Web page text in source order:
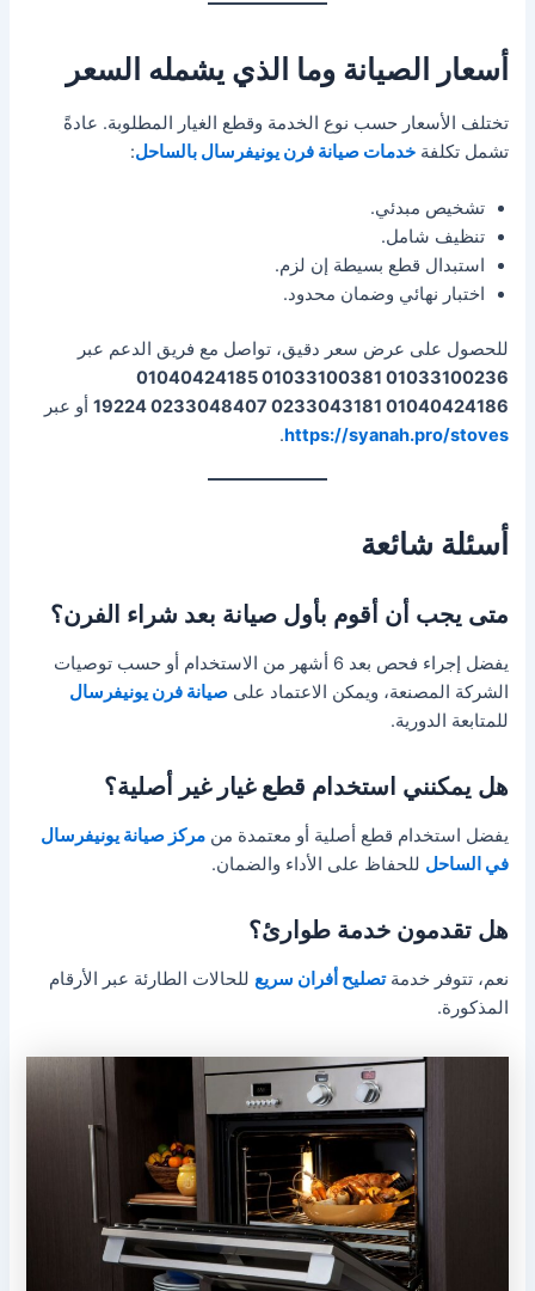
أسعار الصيانة وما الذي يشمله السعر
تختلف الأسعار حسب نوع الخدمة وقطع الغيار المطلوبة. عادةً
تشمل تكلفةخدمات صيانة فرن يونيفرسال بالساحل:
تشخيص مبدئي.
تنظيف شامل.
استبدال قطع بسيطة إن لزم.
اختبار نهائي وضمان محدود.
للحصول على عرض سعر دقيق، تواصل مع فريق الدعم عبر
01033100236 01033100381 01040424185
01040424186 0233043181 0233048407 19224
أو عبر
https://syanah.pro/stoves
.
أسئلة شائعة
متى يجب أن أقوم بأول صيانة بعد شراء الفرن؟
يفضل إجراء فحص بعد 6 أشهر من الاستخدام أو حسب توصيات
الشركة المصنعة، ويمكن الاعتماد علىصيانة فرن يونيفرسال
للمتابعة الدورية.
هل يمكنني استخدام قطع غيار غير أصلية؟
يفضل استخدام قطع أصلية أو معتمدة منمركز صيانة يونيفرسال
في الساحل للحفاظ على الأداء والضمان.
هل تقدمون خدمة طوارئ؟
نعم، تتوفر خدمةتصليح أفران سريع للحالات الطارئة عبر الأرقام
المذكورة.